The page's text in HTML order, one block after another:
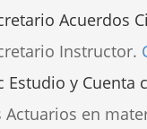
Acuerdos
Instructor.
Estudio y Cuenta
Actuarios en